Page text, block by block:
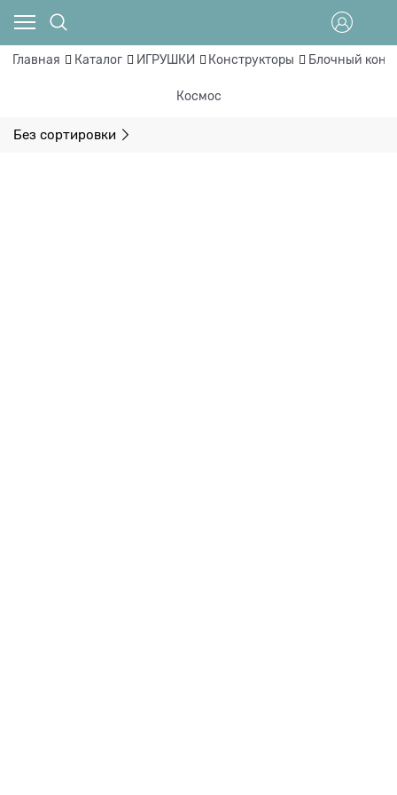
Главная Каталог ИГРУШКИ Конструкторы Блочный
Космос
Без сортировки